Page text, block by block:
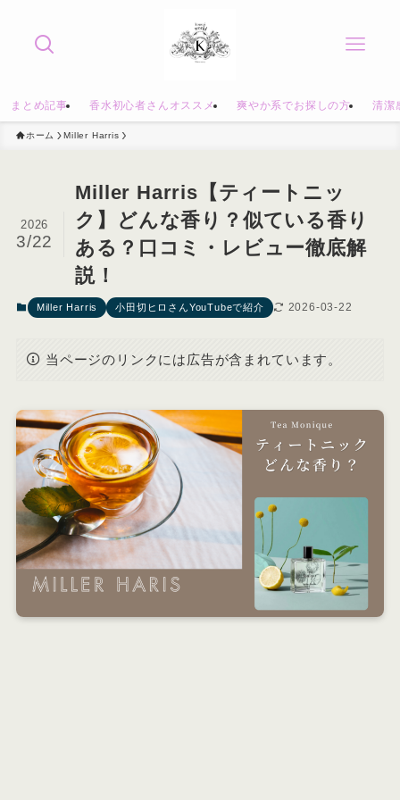
まとめ記事 香水初心者さんオススメ 爽やか系でお探しの方 清潔
ホーム Miller Harris
Miller Harris【ティートニッ
ク】どんな香り？似ている香り
ある？口コミ・レビュー徹底解
説！
2026
3/22
Miller Harris 小田切ヒロさんYouTubeで紹介 2026-03-22
当ページのリンクには広告が含まれています。